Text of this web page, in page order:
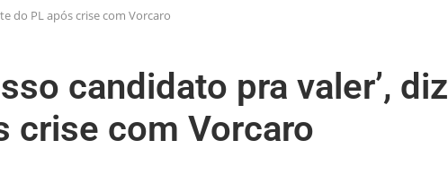
do PL após crise com Vorcaro
candidato pra valer’, diz
crise com Vorcaro